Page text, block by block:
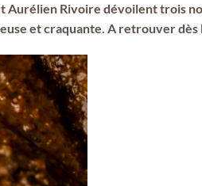
Aurélien Rivoire dévoilent trois
et craquante. A retrouver